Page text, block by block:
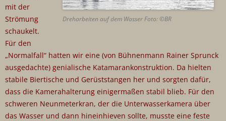
Dreharbeiten auf dem Wasser Foto: ©BR
mit der
Strömung
schaukelt.
Für den
„Normalfall“ hatten wir eine (von Bühnenmann Rainer Sprunck
ausgedachte) genialische Katamarankonstruktion. Da hielten
stabile Biertische und Gerüststangen her und sorgten dafür,
dass die Kamerahalterung einigermaßen stabil blieb. Für den
schweren Neunmeterkran, der die Unterwasserkamera über
das Wasser und dann hineinhieven sollte, musste eine feste